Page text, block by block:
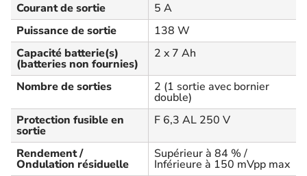
Courant de sortie
5 A
Puissance de sortie
138 W
Capacité batterie(s)
(batteries non fournies)
2 x 7 Ah
Nombre de sorties 2 (1 sortie avec bornier
double)
Protection fusible en
sortie
F 6,3 AL 250 V
Rendement /
Ondulation résiduelle
Supérieur à 84 % /
Inférieure à 150 mVpp max